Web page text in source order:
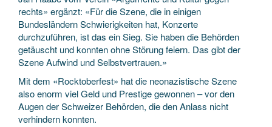
rechts» ergänzt: «Für die Szene, die in einigen
Bundesländern Schwierigkeiten hat, Konzerte
durchzuführen, ist das ein Sieg. Sie haben die Behörden
getäuscht und konnten ohne Störung feiern. Das gibt der
Szene Aufwind und Selbstvertrauen.»
Mit dem «Rocktoberfest» hat die neonazistische Szene
also enorm viel Geld und Prestige gewonnen – vor den
Augen der Schweizer Behörden, die den Anlass nicht
verhindern konnten.